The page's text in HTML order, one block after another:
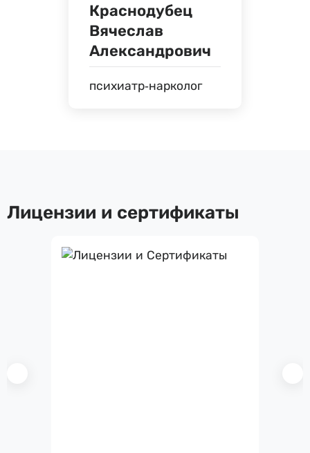
Краснодубец
Вячеслав
Александрович
психиатр-нарколог
Лицензии и сертификаты